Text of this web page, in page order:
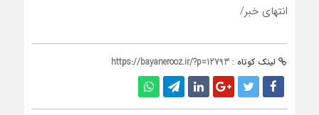
انتهای خبر/
لینک کوتاه : https://bayanerooz.ir/?p=12793